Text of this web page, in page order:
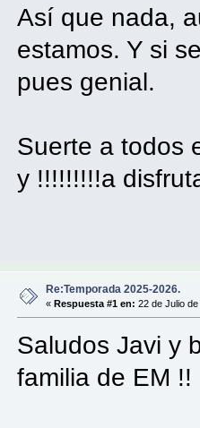
Así que nada,
estamos. Y si
pues genial.
Suerte a todos
y !!!!!!!!!a
Re:Temporada 2025-2026.
«Respuesta #1 en: 22 de Julio
Saludos Javi y
familia de EM !!